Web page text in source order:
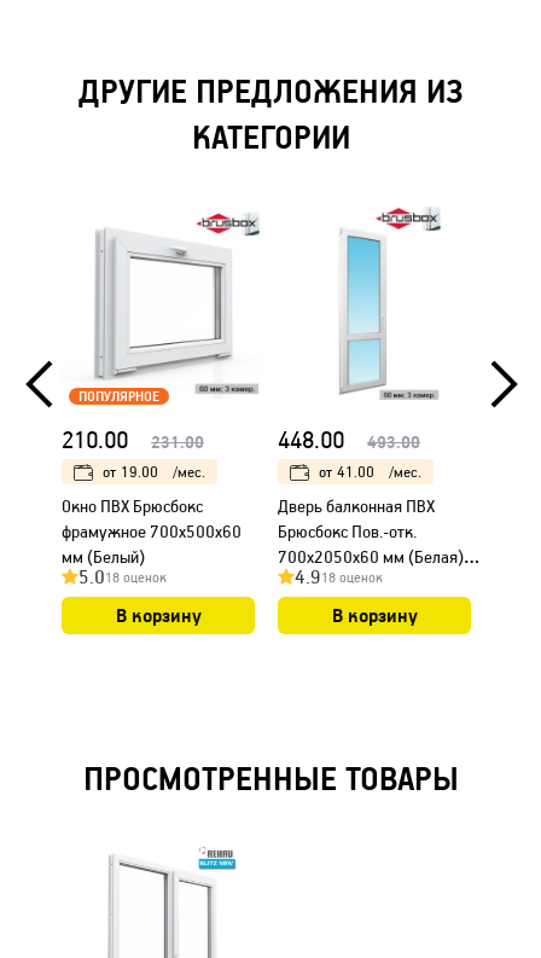
ДРУГИЕ ПРЕДЛОЖЕНИЯ ИЗ
КАТЕГОРИИ
ПОПУЛЯРНОЕ
210.00 231.00
от 19.00 /мес.
Окно ПВХ Брюсбокс
фрамужное 700х500х60
мм (Белый)
5.018 оценок
В корзину
448.00 493.00
от 41.00 /мес.
Дверь балконная ПВХ
Брюсбокс Пов.-отк.
700х2050х60 мм (Белая) с
импостом ПО
4.918 оценок
В корзину
ПРОСМОТРЕННЫЕ ТОВАРЫ